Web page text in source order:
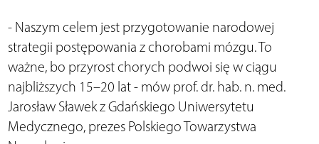
- Naszym celem jest przygotowanie narodowej
strategii postępowania z chorobami mózgu. To
ważne, bo przyrost chorych podwoi się w ciągu
najbliższych 15–20 lat - mów prof. dr. hab. n. med.
Jarosław Sławek z Gdańskiego Uniwersytetu
Medycznego, prezes Polskiego Towarzystwa